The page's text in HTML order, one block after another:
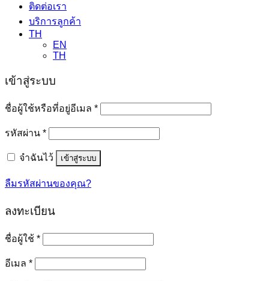
ติดต่อเรา
บริการลูกค้า
TH
EN
TH
เข้าสู่ระบบ
ชื่อผู้ใช้หรือที่อยู่อีเมล *ต้องการ
รหัสผ่าน *ต้องการ
จำฉันไว้ เข้าสู่ระบบ
ลืมรหัสผ่านของคุณ?
ลงทะเบียน
ชื่อผู้ใช้ *ต้องการ
อีเมล *ต้องการ